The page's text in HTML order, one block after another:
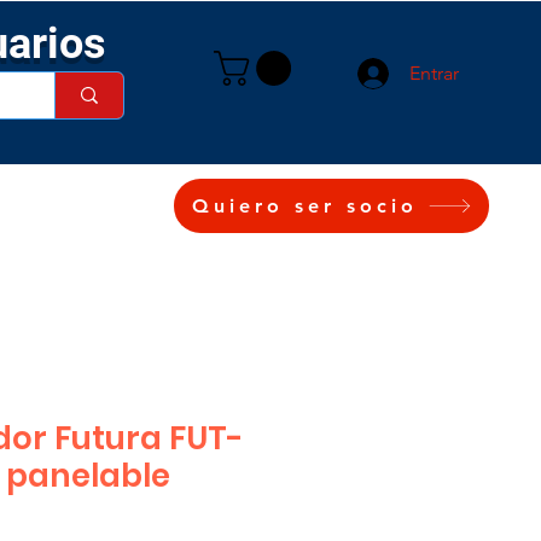
Entrar
Quiero ser socio
Futura FUT-
panelable